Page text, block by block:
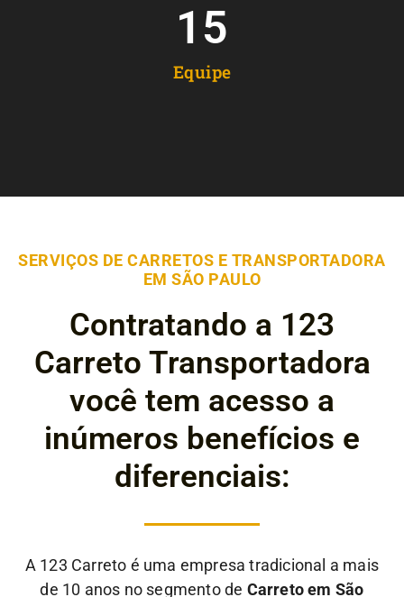
Equipe
15
SERVIÇOS DE CARRETOS E TRANSPORTADORA
EM SÃO PAULO
Contratando a 123
Carreto Transportadora
você tem acesso a
inúmeros benefícios e
diferenciais:
A 123 Carreto é uma empresa tradicional a mais
de 10 anos no segmento de Carreto em São